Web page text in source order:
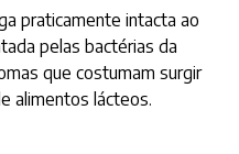
praticamente intacta ao
pelas bactérias da
que costumam surgir
alimentos lácteos.